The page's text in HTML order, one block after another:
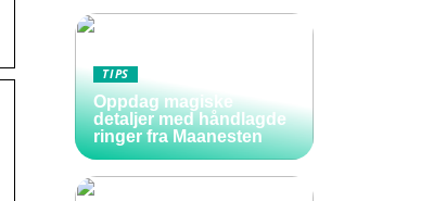
TIPS
Oppdag magiske
detaljer med håndlagde
ringer fra Maanesten